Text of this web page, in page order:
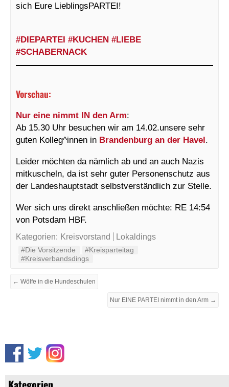
sich Eure LieblingsPARTEI!
#DIEPARTEI #KUCHEN #LIEBE
#SCHABERNACK
Vorschau:
Nur eine nimmt IN den Arm:
Ab 15.30 Uhr besuchen wir am 14.02.unsere sehr
guten Kolleg^innen in Brandenburg an der Havel.
Leider möchten da nämlich ab und an auch Nazis
mitkuscheln, da ist sehr guter Personenschutz aus
der Landeshauptstadt selbstverständlich zur Stelle.
Wer sich uns direkt anschließen möchte: RE 14:54
von Potsdam HBF.
Kategorien: Kreisvorstand Lokaldings
#Die Vorsitzende
#Kreisparteitag
#Kreisverbandsdings
← Wölfe in die Hundeschulen
Nur EINE PARTEI nimmt in den Arm →